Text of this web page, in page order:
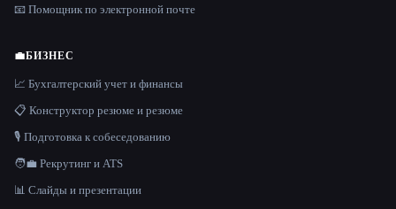
📧 Помощник по электронной почте
💼БИЗНЕС
📈 Бухгалтерский учет и финансы
📋 Конструктор резюме и резюме
🎙️ Подготовка к собеседованию
🧑‍💼 Рекрутинг и ATS
📊 Слайды и презентации